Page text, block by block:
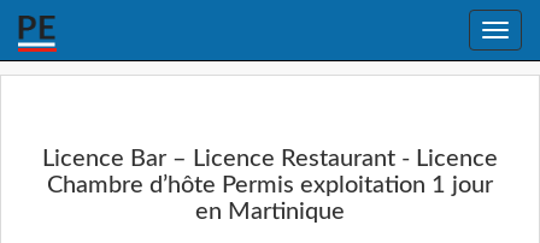
Toggle
Licence Bar – Licence Restaurant - Licence
Chambre d’hôte Permis exploitation 1 jour
en Martinique